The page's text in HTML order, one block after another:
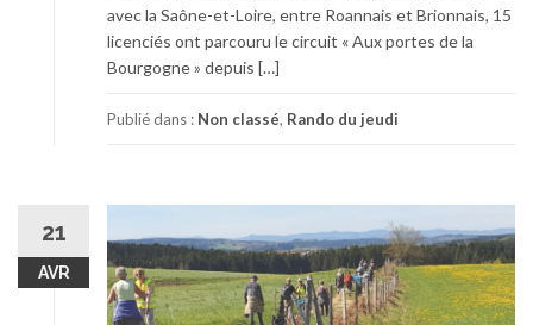
avec la Saône-et-Loire, entre Roannais et Brionnais, 15
licenciés ont parcouru le circuit « Aux portes de la
Bourgogne » depuis […]
Publié dans : Non classé, Rando du jeudi
21
AVR